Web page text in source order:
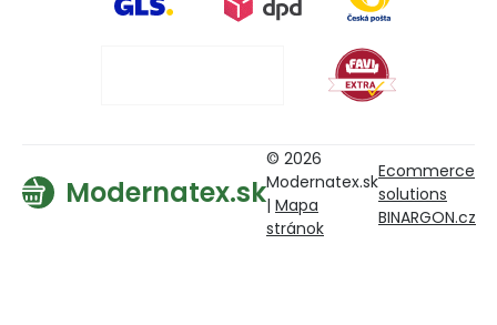
Modernatex.sk
© 2026
Modernatex.sk
| Mapa
stránok
Ecommerce
solutions
BINARGON.cz